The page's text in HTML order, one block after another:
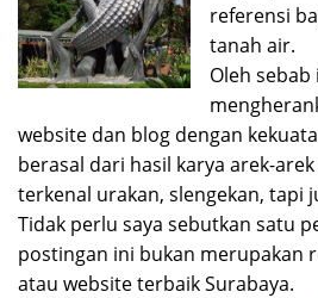
referensi
tanah air.
Oleh
website dan blog dengan
berasal dari hasil karya arek-
terkenal urakan, slengekan, tapi
Tidak perlu saya sebutkan satu
postingan ini bukan merupakan
atau website terbaik Surabaya.